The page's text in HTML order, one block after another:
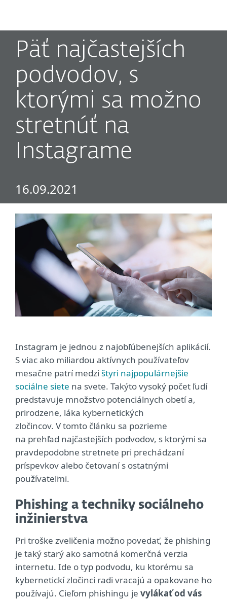
Päť najčastejších
podvodov, s
ktorými sa možno
stretnúť na
Instagrame
16.09.2021
Instagram je jednou z najobľúbenejších aplikácií.
S viac ako miliardou aktívnych používateľov
mesačne patrí medzi štyri najpopulárnejšie
sociálne siete na svete. Takýto vysoký počet ľudí
predstavuje množstvo potenciálnych obetí a,
prirodzene, láka kybernetických
zločincov. V tomto článku sa pozrieme
na prehľad najčastejších podvodov, s ktorými sa
pravdepodobne stretnete pri prechádzaní
príspevkov alebo četovaní s ostatnými
používateľmi.
Phishing a techniky sociálneho
inžinierstva
Pri troške zveličenia možno povedať, že phishing
je taký starý ako samotná komerčná verzia
internetu. Ide o typ podvodu, ku ktorému sa
kybernetickí zločinci radi vracajú a opakovane ho
používajú. Cieľom phishingu je vylákať od vás